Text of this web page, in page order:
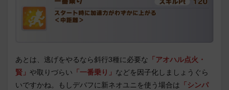
あとは、逃げをやるなら斜行3種に必要な 「アオハル点火・
賢」 や取りづらい 「一番乗り」 などを因子化しましょうぐら
いですかね。もしデバフに新ネオユニを使う場合は 「シンパ